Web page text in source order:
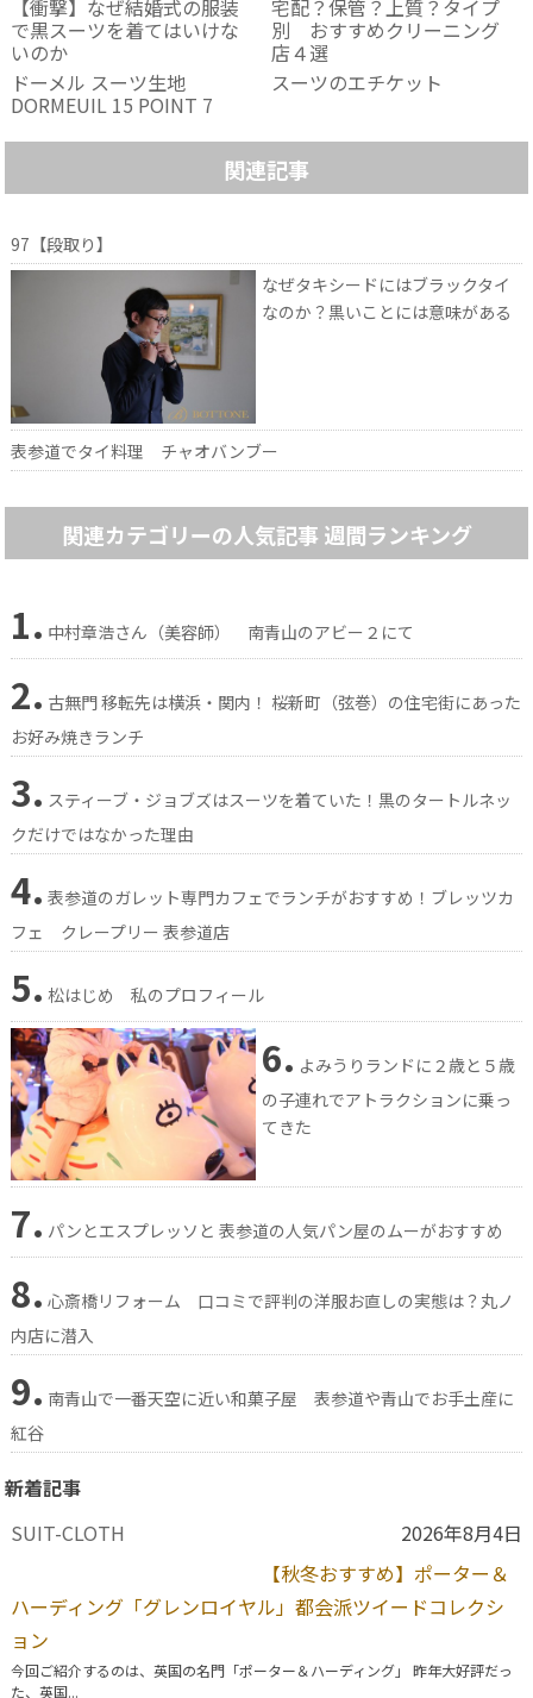
【衝撃】なぜ結婚式の服装
で黒スーツを着てはいけな
いのか
宅配？保管？上質？タイプ
別 おすすめクリーニング
店４選
ドーメル スーツ生地
DORMEUIL 15 POINT 7
スーツのエチケット
関連記事
97【段取り】
なぜタキシードにはブラックタイ
なのか？黒いことには意味がある
表参道でタイ料理 チャオバンブー
関連カテゴリーの人気記事 週間ランキング
1. 中村章浩さん（美容師） 南青山のアビー２にて
2. 古無門 移転先は横浜・関内！ 桜新町（弦巻）の住宅街にあった
お好み焼きランチ
3. スティーブ・ジョブズはスーツを着ていた！黒のタートルネッ
クだけではなかった理由
4. 表参道のガレット専門カフェでランチがおすすめ！ブレッツカ
フェ クレープリー 表参道店
5. 松はじめ 私のプロフィール
6. よみうりランドに２歳と５歳
の子連れでアトラクションに乗っ
てきた
7. パンとエスプレッソと 表参道の人気パン屋のムーがおすすめ
8. 心斎橋リフォーム 口コミで評判の洋服お直しの実態は？丸ノ
内店に潜入
9. 南青山で一番天空に近い和菓子屋 表参道や青山でお手土産に
紅谷
新着記事
SUIT-CLOTH
2026年8月4日
【秋冬おすすめ】ポーター＆
ハーディング「グレンロイヤル」都会派ツイードコレクシ
ョン
今回ご紹介するのは、英国の名門「ポーター＆ハーディング」 昨年大好評だっ
た、英国...